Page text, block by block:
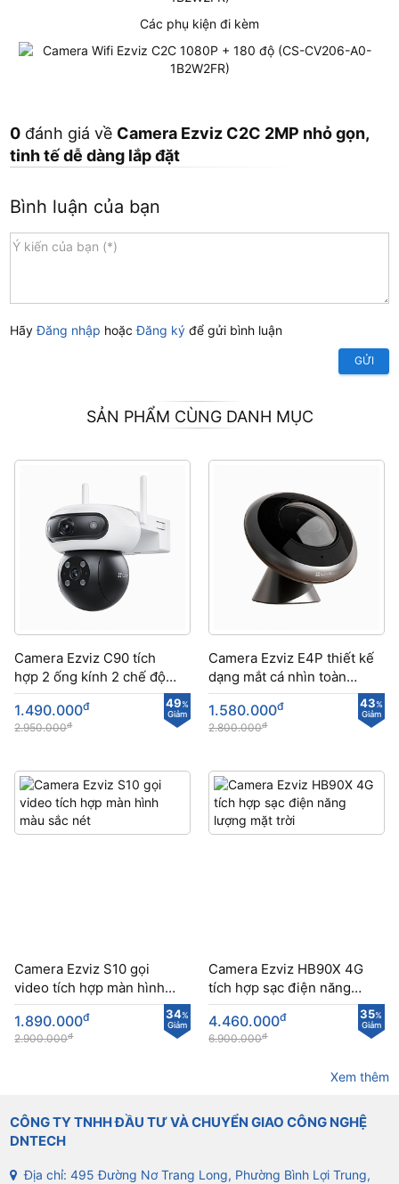
Các phụ kiện đi kèm
0 đánh giá về Camera Ezviz C2C 2MP nhỏ gọn,
tinh tế dễ dàng lắp đặt
Bình luận của bạn
HãyĐăng nhập hoặcĐăng ký để gửi bình luận
GỬI
SẢN PHẨM CÙNG DANH MỤC
Camera Ezviz C90 tích
hợp 2 ống kính 2 chế độ
tuần tra tự động
49%
Giảm
1.490.000đ
2.950.000đ
Camera Ezviz E4P thiết kế
dạng mắt cá nhìn toàn
cảnh
43%
Giảm
1.580.000đ
2.800.000đ
Camera Ezviz S10 gọi
video tích hợp màn hình
màu sắc nét
34%
Giảm
1.890.000đ
2.900.000đ
Camera Ezviz HB90X 4G
tích hợp sạc điện năng
lượng mặt trời
35%
Giảm
4.460.000đ
6.900.000đ
Xem thêm
CÔNG TY TNHH ĐẦU TƯ VÀ CHUYỂN GIAO CÔNG NGHỆ
DNTECH
Địa chỉ: 495 Đường Nơ Trang Long, Phường Bình Lợi Trung,